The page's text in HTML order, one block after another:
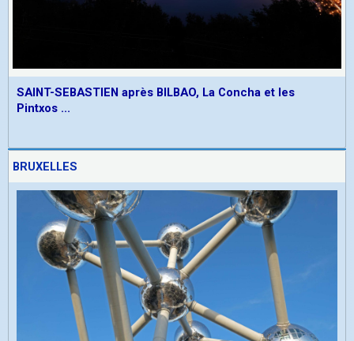
SAINT-SEBASTIEN après BILBAO, La Concha et les
Pintxos ...
BRUXELLES